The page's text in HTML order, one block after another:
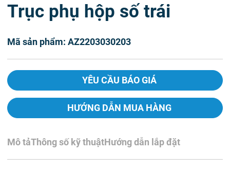
Trục phụ hộp số trái
Mã sản phẩm: AZ2203030203
YÊU CẦU BÁO GIÁ
HƯỚNG DẪN MUA HÀNG
Mô tảThông số kỹ thuậtHướng dẫn lắp đặt